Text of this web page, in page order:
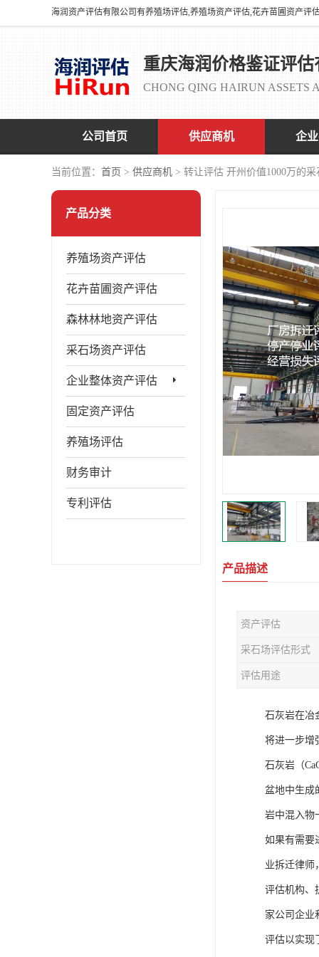
重庆海润价格鉴证评
CHONG QING HAIRUN ASSETS
公司首页 供应商机 企
当前位置： 首页 > 供应商机 > 转让评估 开州价值1000万的
产品分类
养殖场资产评估
花卉苗圃资产评估
森林林地资产评估
采石场资产评估
企业整体资产评估
固定资产评估
养殖场评估
财务审计
专利评估
产品描述
资产评估
采石场评估形式
评估用途
石灰岩在冶
将进一步增
石灰岩（
盆地中生成
岩中混入物
如果有需要
业拆迁律师
评估机构、
家公司企业
评估以实现